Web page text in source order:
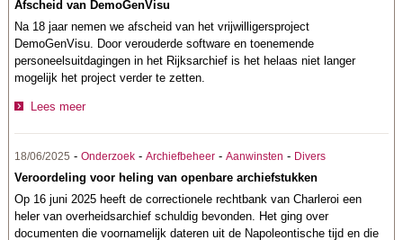
Afscheid van DemoGenVisu
Na 18 jaar nemen we afscheid van het vrijwilligersproject
DemoGenVisu. Door verouderde software en toenemende
personeelsuitdagingen in het Rijksarchief is het helaas niet langer
mogelijk het project verder te zetten.
Lees meer
18/06/2025 -Onderzoek -Archiefbeheer -Aanwinsten - Divers
Veroordeling voor heling van openbare archiefstukken
Op 16 juni 2025 heeft de correctionele rechtbank van Charleroi een
heler van overheidsarchief schuldig bevonden. Het ging over
documenten die voornamelijk dateren uit de Napoleontische tijd en die